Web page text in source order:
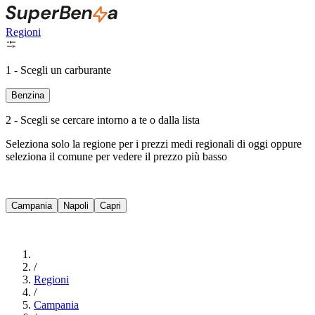
Regioni
1 - Scegli un carburante
Benzina
2 - Scegli se cercare intorno a te o dalla lista
Seleziona solo la regione per i prezzi medi regionali di oggi oppure
seleziona il comune per vedere il prezzo più basso
Campania Napoli Capri
/
Regioni
/
Campania